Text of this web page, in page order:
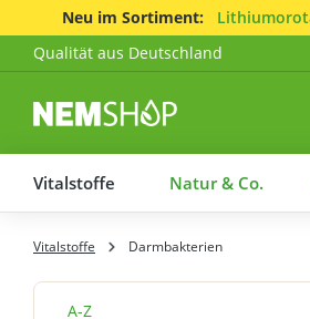
Neu im Sortiment:
Qualität aus Deutschland
Vitalstoffe Natur & Co.
Vitalstoffe Darmbakterien
A-Z